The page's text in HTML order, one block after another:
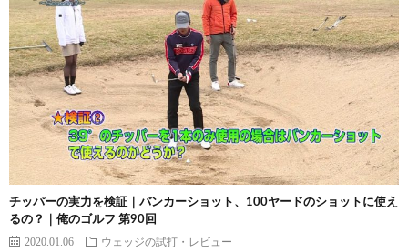
チッパーの実力を検証｜バンカーショット、100ヤードのショットに使え
るの？｜俺のゴルフ 第90回
2020.01.06 ウェッジの試打・レビュー